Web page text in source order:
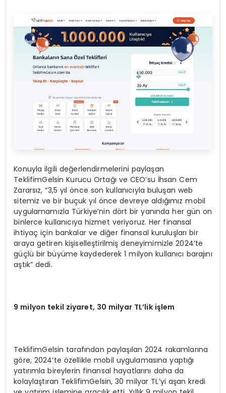
Konuyla ilgili değerlendirmelerini paylaşan
TeklifimGelsin Kurucu Ortağı ve CEO’su İhsan Cem
Zararsız, “3,5 yıl önce son kullanıcıyla buluşan web
sitemiz ve bir buçuk yıl önce devreye aldığımız mobil
uygulamamızla Türkiye’nin dört bir yanında her gün on
binlerce kullanıcıya hizmet veriyoruz. Her finansal
ihtiyaç için bankalar ve diğer finansal kuruluşları bir
araya getiren kişiselleştirilmiş deneyimimizle 2024’te
güçlü bir büyüme kaydederek 1 milyon kullanıcı barajını
aştık” dedi.
9 milyon tekil ziyaret, 30 milyar TL’lik işlem
TeklifimGelsin tarafından paylaşılan 2024 rakamlarına
göre, 2024’te özellikle mobil uygulamasına yaptığı
yatırımla bireylerin finansal hayatlarını daha da
kolaylaştıran TeklifimGelsin, 30 milyar TL’yi aşan kredi